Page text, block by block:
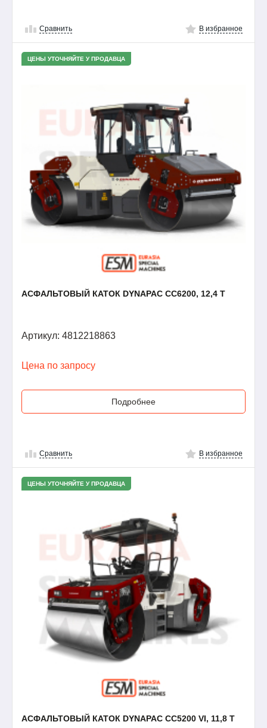
Сравнить В избранное
ЦЕНЫ УТОЧНЯЙТЕ У ПРОДАВЦА
АСФАЛЬТОВЫЙ КАТОК DYNAPAC CC6200, 12,4 Т
Артикул: 4812218863
Цена по запросу
Подробнее
Сравнить В избранное
ЦЕНЫ УТОЧНЯЙТЕ У ПРОДАВЦА
АСФАЛЬТОВЫЙ КАТОК DYNAPAC CC5200 VI, 11,8 Т